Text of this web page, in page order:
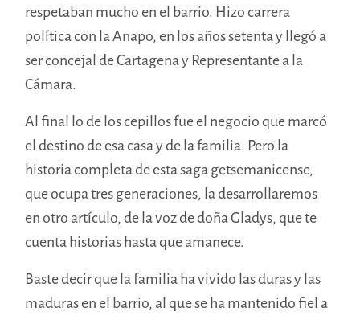
respetaban mucho en el barrio. Hizo carrera
política con la Anapo, en los años setenta y llegó a
ser concejal de Cartagena y Representante a la
Cámara.
Al final lo de los cepillos fue el negocio que marcó
el destino de esa casa y de la familia. Pero la
historia completa de esta saga getsemanicense,
que ocupa tres generaciones, la desarrollaremos
en otro artículo, de la voz de doña Gladys, que te
cuenta historias hasta que amanece.
Baste decir que la familia ha vivido las duras y las
maduras en el barrio, al que se ha mantenido fiel a